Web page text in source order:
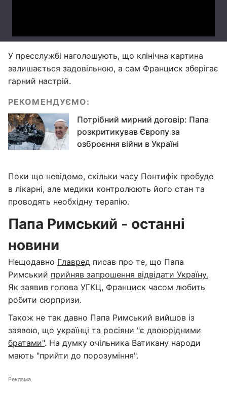
У пресслужбі наголошують, що клінічна картина
залишається задовільною, а сам Франциск зберігає
гарний настрій.
РЕКОМЕНДУЄМО:
Потрібний мирний договір: Папа
розкритикував Європу за
озброєння війни в Україні
Поки що невідомо, скільки часу Понтифік пробуде
в лікарні, але медики контролюють його стан та
проводять необхідну терапію.
Папа Римський - останні
новини
Нещодавно Главред писав про те, що Папа
Римський прийняв запрошення відвідати Україну.
Як заявив голова УГКЦ, Франциск часом любить
робити сюрпризи.
Також не так давно Папа Римський вийшов із
заявою, що українці та росіяни "є двоюрідними
братами". На думку очільника Ватикану народи
мають "прийти до порозуміння".
Реклама